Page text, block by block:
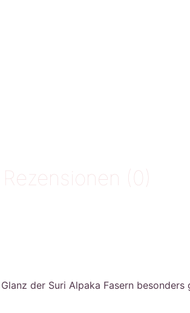
Rezensionen (0)
der Suri Alpaka Fasern besonders